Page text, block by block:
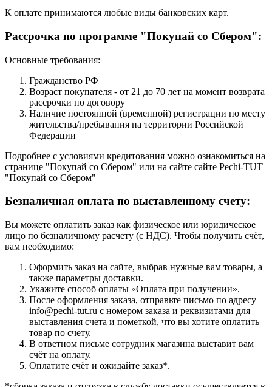
К оплате принимаются любые виды банковских карт.
Рассрочка по программе "Покупай со Сбером":
Основные требования:
Гражданство РФ
Возраст покупателя - от 21 до 70 лет на момент возврата
рассрочки по договору
Наличие постоянной (временной) регистрации по месту
жительства/пребывания на территории Российской
Федерации
Подробнее с условиями кредитования можно ознакомиться на
странице "Покупай со Сбером" или на сайте сайте Pechi-TUT
"Покупай со Сбером"
Безналичная оплата по выставленному счету:
Вы можете оплатить заказ как физическое или юридическое
лицо по безналичному расчету (с НДС). Чтобы получить счёт,
вам необходимо:
Оформить заказ на сайте, выбрав нужные вам товары, а
также параметры доставки.
Укажите способ оплаты «Оплата при получении».
После оформления заказа, отправьте письмо по адресу
info@pechi-tut.ru с номером заказа и реквизитами для
выставления счета и пометкой, что вы хотите оплатить
товар по счету.
В ответном письме сотрудник магазина выставит вам
счёт на оплату.
Оплатите счёт и ожидайте заказ*.